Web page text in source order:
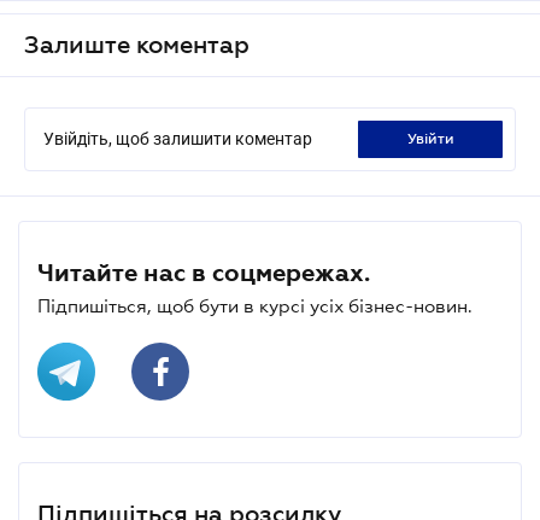
Залиште коментар
Увійдіть, щоб залишити коментар увійти
Читайте нас в соцмережах.
Підпишіться, щоб бути в курсі усіх бізнес-новин.
Підпишіться на розсилку